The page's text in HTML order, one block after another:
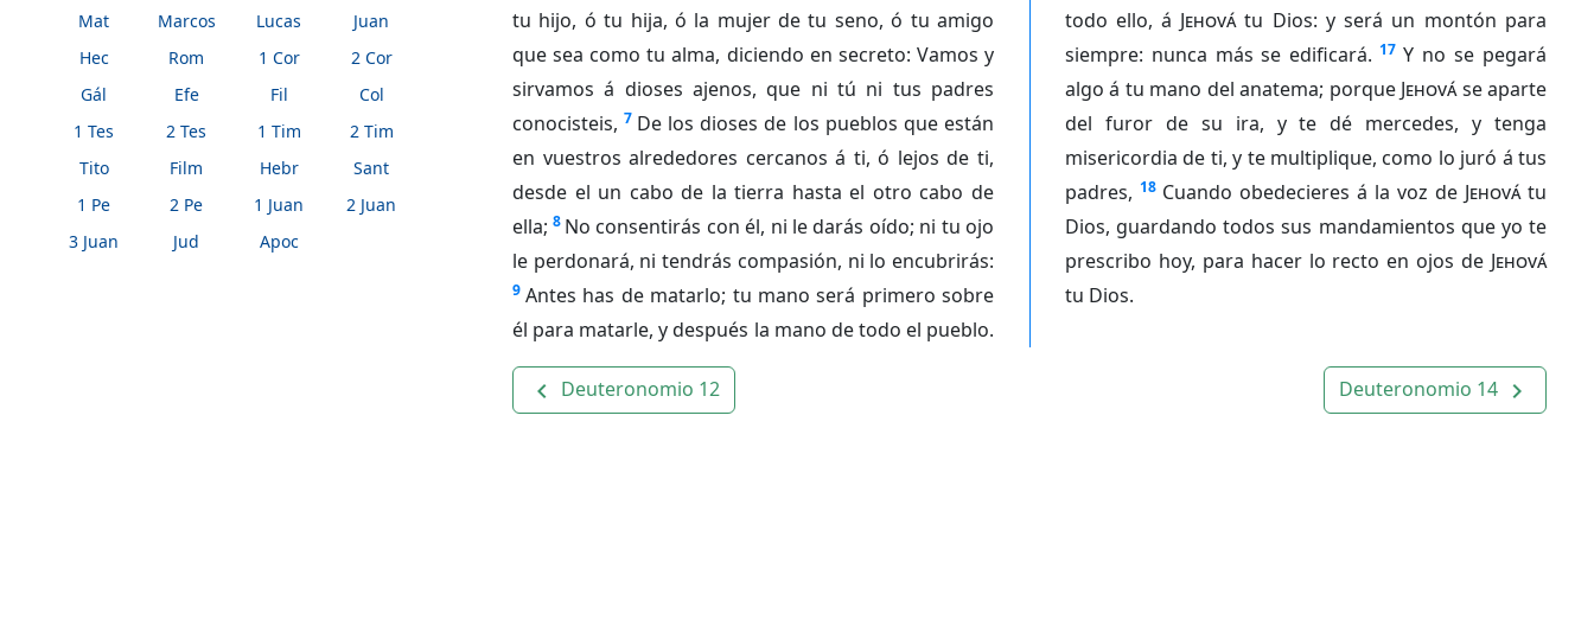
Mat Marcos Lucas
Juan
Hec
Rom 1 Cor
2 Cor
Gál
Efe Fil
Col
1 Tes
2 Tes 1 Tim
2 Tim
Tito
Film Hebr
Sant
1 Pe
2 Pe 1 Juan
2 Juan
3 Juan
Jud Apoc
tu hijo, ó tu hija, ó la mujer de tu seno, ó tu amigo
que sea como tu alma, diciendo en secreto: Vamos y
sirvamos á dioses ajenos, que ni tú ni tus padres
conocisteis, 7 De los dioses de los pueblos que están
en vuestros alrededores cercanos á ti, ó lejos de ti,
desde el un cabo de la tierra hasta el otro cabo de
ella; 8 No consentirás con él, ni le darás oído; ni tu ojo
le perdonará, ni tendrás compasión, ni lo encubrirás:
9 Antes has de matarlo; tu mano será primero sobre
él para matarle, y después la mano de todo el pueblo.
todo ello, á Jehovátu Dios: y será un montón para
siempre: nunca más se edificará. 17 Y no se pegará
algo á tu mano del anatema; porque Jehováse aparte
del furor de su ira, y te dé mercedes, y tenga
misericordia de ti, y te multiplique, como lo juró á tus
padres, 18 Cuando obedecieres á la voz de Jehovátu
Dios, guardando todos sus mandamientos que yo te
prescribo hoy, para hacer lo recto en ojos de Jehová
tu Dios.
navigate_before Deuteronomio 12 Deuteronomio 14 navigate_next